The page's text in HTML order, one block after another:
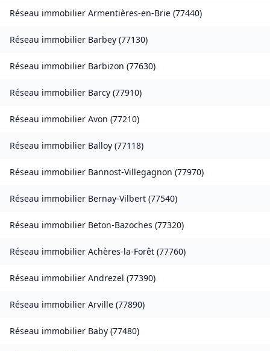
Réseau immobilier Armentières-en-Brie (77440)
Réseau immobilier Barbey (77130)
Réseau immobilier Barbizon (77630)
Réseau immobilier Barcy (77910)
Réseau immobilier Avon (77210)
Réseau immobilier Balloy (77118)
Réseau immobilier Bannost-Villegagnon (77970)
Réseau immobilier Bernay-Vilbert (77540)
Réseau immobilier Beton-Bazoches (77320)
Réseau immobilier Achères-la-Forêt (77760)
Réseau immobilier Andrezel (77390)
Réseau immobilier Arville (77890)
Réseau immobilier Baby (77480)